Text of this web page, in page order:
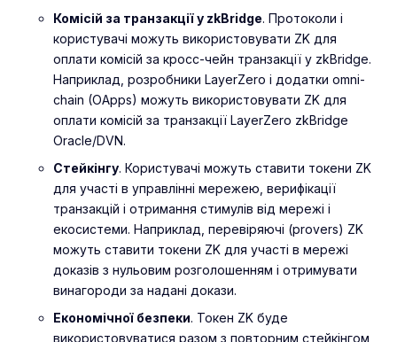
Комісій за транзакції у zkBridge. Протоколи і
користувачі можуть використовувати ZK для
оплати комісій за кросс-чейн транзакції у zkBridge.
Наприклад, розробники LayerZero і додатки omni-
chain (OApps) можуть використовувати ZK для
оплати комісій за транзакції LayerZero zkBridge
Oracle/DVN.
Стейкінгу. Користувачі можуть ставити токени ZK
для участі в управлінні мережею, верифікації
транзакцій і отримання стимулів від мережі і
екосистеми. Наприклад, перевіряючі (provers) ZK
можуть ставити токени ZK для участі в мережі
доказів з нульовим розголошенням і отримувати
винагороди за надані докази.
Економічної безпеки. Токен ZK буде
використовуватися разом з повторним стейкінгом